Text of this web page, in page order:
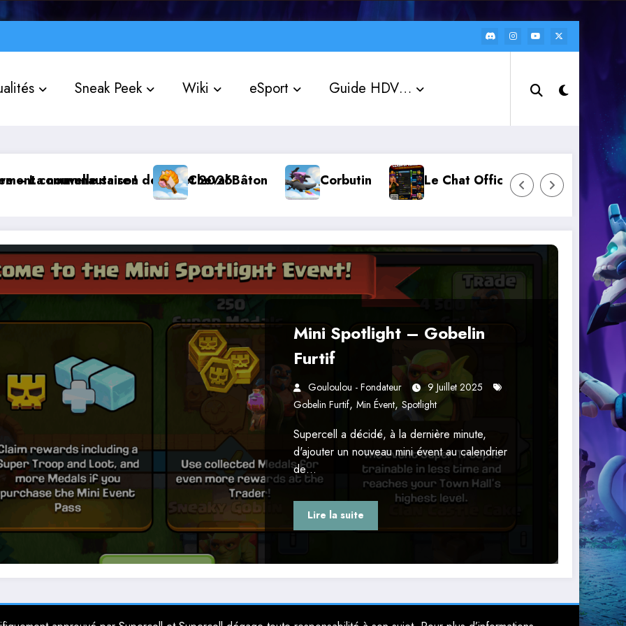
Sneak Peek Wiki eSport Guide HDV…
!
saison de Juillet 2026
Cheval Bâton Corbutin Le Chat Officiel « Clash of Clans FR » :
Mini Spotlight – Gobelin
Furtif
Gouloulou - Fondateur
9 Juillet 2025
Gobelin Furtif, Min Évent, Spotlight
Supercell a décidé, à la dernière minute,
d'ajouter un nouveau mini évent au calendrier
de…
Lire la suite